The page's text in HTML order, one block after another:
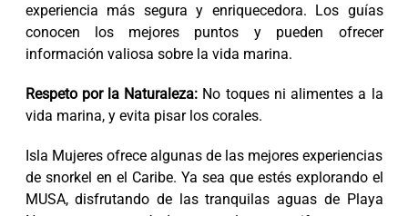
experiencia más segura y enriquecedora. Los guías
conocen los mejores puntos y pueden ofrecer
información valiosa sobre la vida marina.
Respeto por la Naturaleza: No toques ni alimentes a la
vida marina, y evita pisar los corales.
Isla Mujeres ofrece algunas de las mejores experiencias
de snorkel en el Caribe. Ya sea que estés explorando el
MUSA, disfrutando de las tranquilas aguas de Playa